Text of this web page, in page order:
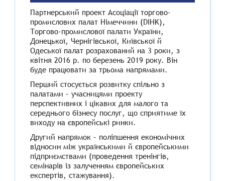
Партнерський проект Асоціації торгово-
промислових палат Німеччини (DIHK),
Торгово-промислової палати України,
Донецької, Чернігівської, Київської й
Одеської палат розрахований на 3 роки, з
квітня 2016 р. по березень 2019 року. Він
буде працювати за трьома напрямами.
Перший стосується розвитку спільно з
палатами – учасницями проекту
перспективних і цікавих для малого та
середнього бізнесу послуг, що сприятиме їх
виходу на європейські ринки.
Другий напрямок – поліпшення економічних
відносин між українськими й європейськими
підприємствами (проведення тренінгів,
семінарів із залученням європейських
експертів, стажування).